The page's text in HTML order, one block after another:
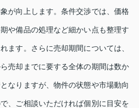
が向上します。条件交渉では、価格
や備品の処理など細かい点も整理す
ます。さらに売却期間については、
売却までに要する全体の期間は数か
なりますが、物件の状態や市場動向
、ご相談いただければ個別に目安を